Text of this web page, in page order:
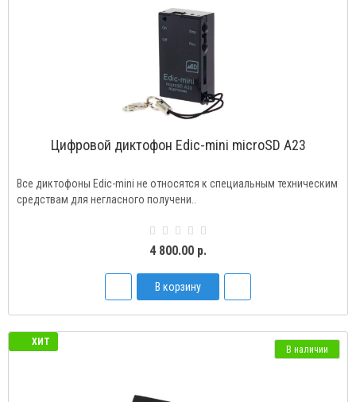
Цифровой диктофон Edic-mini microSD A23
Все диктофоны Edic-mini не относятся к специальным техническим
средствам для негласного получени..
4 800.00 р.
В корзину
ХИТ
В наличии